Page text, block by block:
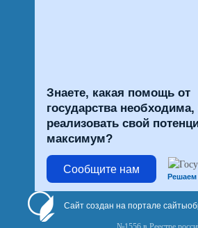
Знаете, какая помощь от
государства
реализовать свой
максимум?
Сообщите нам
Решаем
Сайт создан на портале